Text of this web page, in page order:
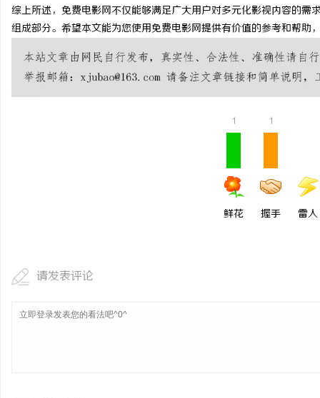
综上所述，免费电影网不仅能够满足广大用户对多元化影视内容的
组成部分。希望本文能为您使用免费电影网提供有价值的参考和帮助
1
鲜花
1
握手 雷人
请发表评论
焕新登场